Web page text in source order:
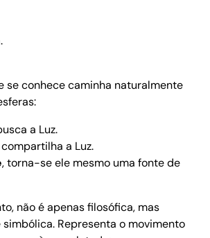
se conhece caminha naturalmente
a Luz.
compartilha a Luz.
, torna-se ele mesmo uma fonte de
não é apenas filosófica, mas
Representa o movimento